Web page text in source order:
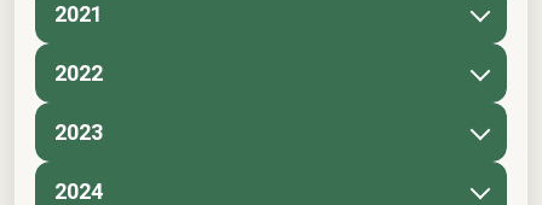
2021
2022
2023
2024